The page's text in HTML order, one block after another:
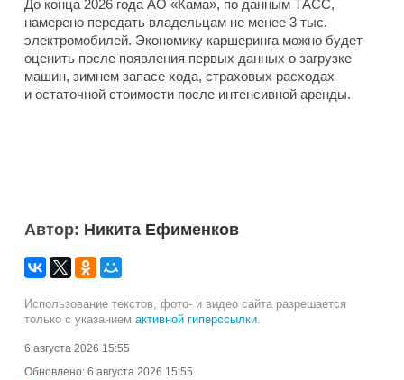
До конца 2026 года АО «Кама», по данным ТАСС,
намерено передать владельцам не менее 3 тыс.
электромобилей. Экономику каршеринга можно будет
оценить после появления первых данных о загрузке
машин, зимнем запасе хода, страховых расходах
и остаточной стоимости после интенсивной аренды.
Автор: Никита Ефименков
Использование текстов, фото- и видео сайта разрешается
только с указанием активной гиперссылки
6 августа 2026 15:55
Обновлено: 6 августа 2026 15:55